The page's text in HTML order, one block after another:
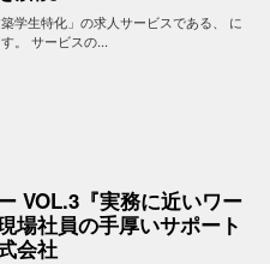
VOL.3『実務に近いワー
場社員の手厚いサポート
会社